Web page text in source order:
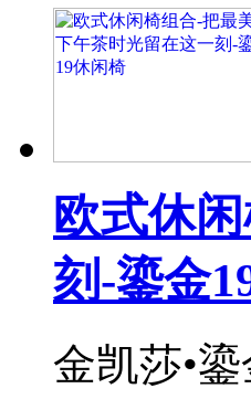
欧式休
刻-鎏金
金凯莎•